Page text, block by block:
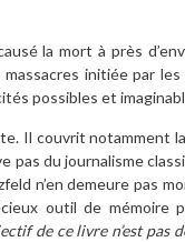
la mort à près
initiée par
possibles et
Il couvrit notamment
pas du journalisme
n’en demeure pas
outil de mémoire
de ce livre n’est pas